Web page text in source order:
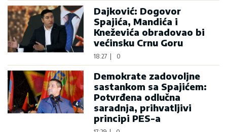
Dajković: Dogovor
Spajića, Mandića i
Kneževića obradovao bi
većinsku Crnu Goru
18:27 0
Demokrate zadovoljne
sastankom sa Spajićem:
Potvrđena odlučna
saradnja, prihvatljivi
principi PES-a